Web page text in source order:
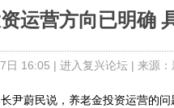
运营方向已明确
日 16:05 | 进入复兴论坛| 来源
蔚民说，养老金投资运营的问